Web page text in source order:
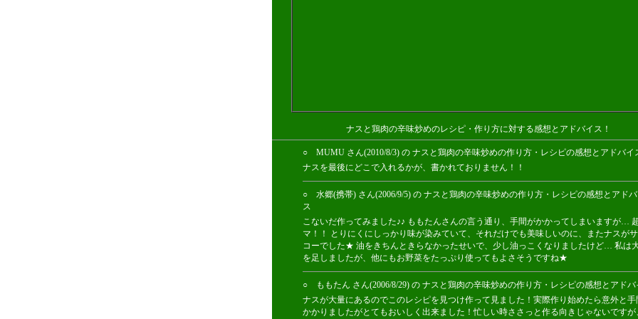
ナスと鶏肉の辛味炒めのレシピ・作り方に対する感想とアドバイス！
○ MUMU さん(2010/8/3) の ナスと鶏肉の辛味炒めの作り方・レシピの感想とアドバイ
ナスを最後にどこで入れるかが、書かれておりません！！
○ 水郷(携帯) さん(2006/9/5) の ナスと鶏肉の辛味炒めの作り方・レシピの感想とアドバ
ス
こないだ作ってみました♪♪ ももたんさんの言う通り、手間がかかってしまいますが…
マ！！ とりにくにしっかり味が染みていて、それだけでも美味しいのに、またナスが
コーでした★ 油をきちんときらなかったせいで、少し油っこくなりましたけど… 私は
を足しましたが、他にもお野菜をたっぷり使ってもよさそうですね★
○ ももたん さん(2006/8/29) の ナスと鶏肉の辛味炒めの作り方・レシピの感想とアドバ
ナスが大量にあるのでこのレシピを見つけ作って見ました！実際作り始めたら意外と手
かかりましたがとてもおいしく出来ました！忙しい時ささっと作る向きじゃないですが